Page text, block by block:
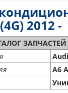
2012 -
ЗАПЧАСТЕЙ
Audi
A6